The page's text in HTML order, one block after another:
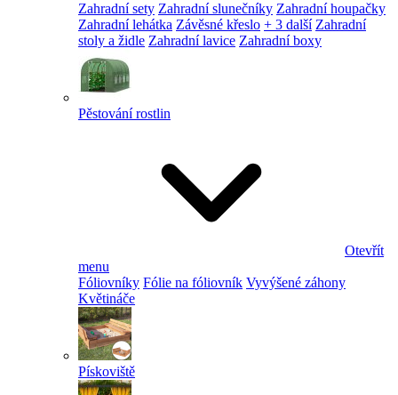
Zahradní sety Zahradní slunečníky Zahradní houpačky
Zahradní lehátka Závěsné křeslo + 3 další Zahradní
stoly a židle Zahradní lavice Zahradní boxy
Pěstování rostlin
Otevřít
menu
Fóliovníky Fólie na fóliovník Vyvýšené záhony
Květináče
Pískoviště